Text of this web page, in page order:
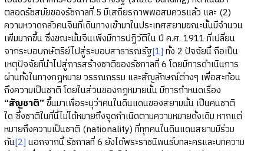
ตลอดรัชสมัยของรัชกาลที่ 5 มีเสถียรภาพพอสมควรแล้ว และ (2)
ความหวาดกลัวคนจีนที่เดินทางเข้ามาในประเทศสยามขณะนั้นมีจำนวน
เพิ่มมากขึ้น ซึ่งขณะนั้นจีนเพิ่งมีการปฏิวัติใน ปี ค.ศ. 1911 ที่เปลี่ยน
จากระบอบกษัตริย์ไปสู่ระบอบสาธารณรัฐ[1] ทั้ง 2 ปัจจัยนี้ ถือเป็น
เหตุปัจจัยที่นำไปสู่การสร้างชาติของรัชกาลที่ 6 โดยมีการดำเนินการ
ผ่านทั้งในทางกฎหมาย วรรณกรรม และสัญลักษณ์ต่างๆ เพื่อสะท้อน
ถึงความเป็นชาติ โดยในส่วนของกฎหมายนั้น มีการกำหนดเรื่อง
“สัญชาติ” ขึ้นมาเพื่อระบุว่าคนในดินแดนของสยามนั้น เป็นคนชาติ
ใด ซึ่งชาติในที่นี้ไม่ได้หมายถึงจุดกำเนิดตามความหมายดั้งเดิม หากแต่
หมายถึงความเป็นชาติ (nationality) ที่ทุกคนในดินแดนสยามมีร่วม
กัน[2] นอกจากนี้ รัชกาลที่ 6 ยังได้พระราชนิพนธ์บทละครและบทความ